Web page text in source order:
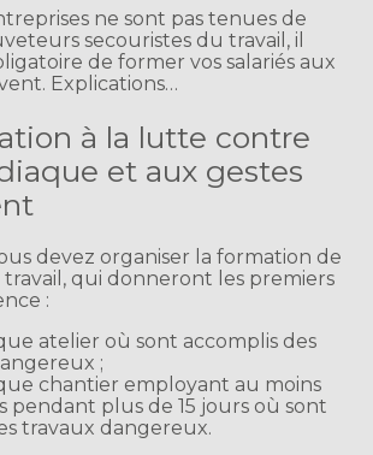
ne sont pas tenues de
secouristes du travail, il
de former vos salariés aux
Explications…
à la lutte contre
et aux gestes
devez organiser la formation de
travail, qui donneront les premiers
:
atelier où sont accomplis des
;
chantier employant au moins
pendant plus de 15 jours où sont
travaux dangereux.